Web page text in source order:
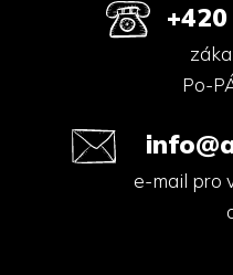
Po-
e-mail pro